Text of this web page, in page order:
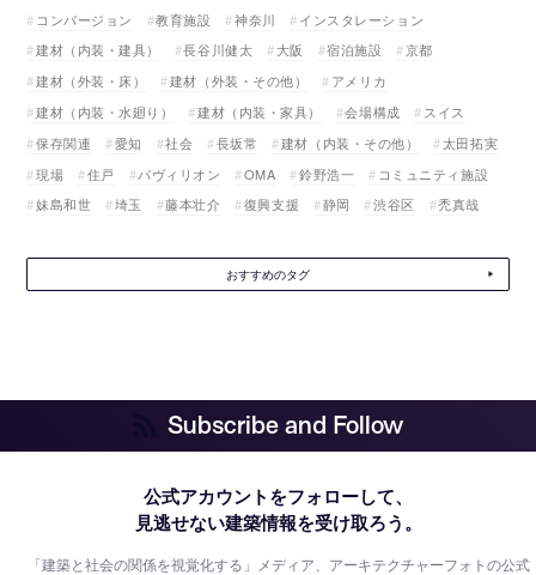
コンバージョン
教育施設 神奈川
インスタレーション
建材（内装・建具）
長谷川健太 大阪 宿泊施設
京都
建材（外装・床）
建材（外装・その他）
アメリカ
建材（内装・水廻り）
建材（内装・家具） 会場構成
スイス
保存関連
愛知 社会 長坂常 建材（内装・その他）
太田拓実
現場
住戸 パヴィリオン OMA 鈴野浩一
コミュニティ施設
妹島和世
埼玉 藤本壮介 復興支援 静岡 渋谷区 禿真哉
おすすめのタグ
Subscribe and Follow
公式アカウントをフォローして、
見逃せない建築情報を受け取ろう。
「建築と社会の関係を視覚化する」メディア、アーキテクチャーフォトの公式